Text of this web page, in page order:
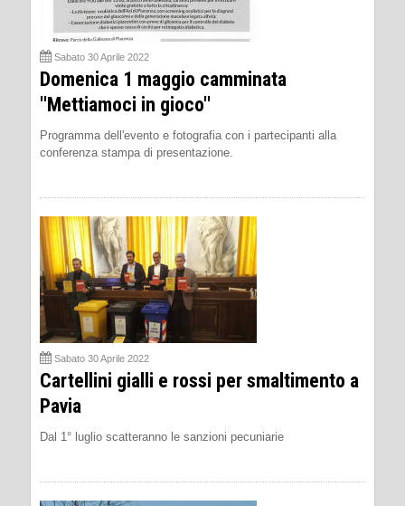
Sabato 30 Aprile 2022
Domenica 1 maggio camminata
''Mettiamoci in gioco''
Programma dell'evento e fotografia con i partecipanti alla
conferenza stampa di presentazione.
Sabato 30 Aprile 2022
Cartellini gialli e rossi per smaltimento a
Pavia
Dal 1° luglio scatteranno le sanzioni pecuniarie